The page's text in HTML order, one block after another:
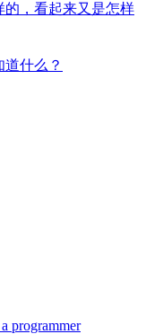
的，看起来又是怎样
道什么？
programmer